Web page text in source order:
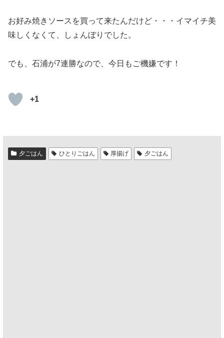
お好み焼きソースを買って来たんだけど・・・イマイチ美
味しくなくて、しょんぼりでした。
でも、石浦が7連勝なので、今日もご機嫌です！
+1
夕ごはん ひとりごはん 厚揚げ 夕ごはん